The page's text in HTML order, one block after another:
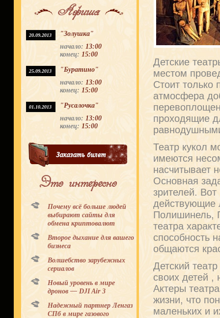
Афиша
20.09.2013
"Золушка"
начало:13:00
конец:15:00
25.09.2013
"Буратино"
начало:13:00
конец:15:00
01.10.2013
"Русалочка"
начало:13:00
конец:15:00
Это интересно
Почему всё больше людей
выбирают сайты для
обмена криптовалют
Второе дыхание для вашего
бизнеса
Волшебство зарубежных
сериалов
Новый уровень в мире
дронов — DJI Air 3
Надежный партнер Ленгаз
СПб в мире газового
Детские
местом
Стоит только
атмосфера
проходящие
Театр кукол
имеются
насчитывает
Основная
зрителей.
действующие
Полишинель,
театра
способность
общаются
Детский
своих детей ,
Актеры
жизни, что
маленьких и